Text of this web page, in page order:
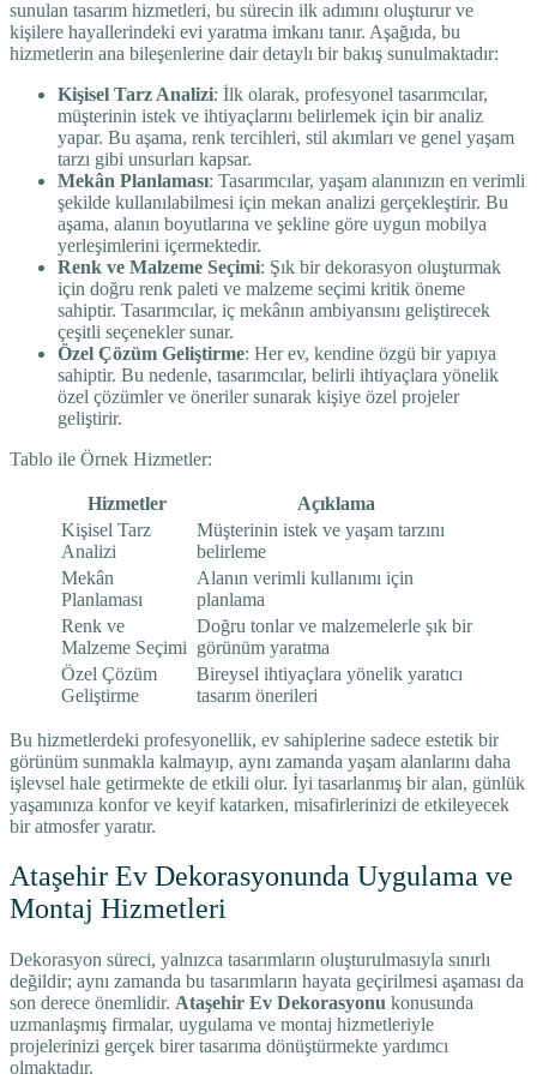
sunulan tasarım hizmetleri, bu sürecin ilk adımını oluşturur ve
kişilere hayallerindeki evi yaratma imkanı tanır. Aşağıda, bu
hizmetlerin ana bileşenlerine dair detaylı bir bakış sunulmaktadır:
Kişisel Tarz Analizi: İlk olarak, profesyonel tasarımcılar,
müşterinin istek ve ihtiyaçlarını belirlemek için bir analiz
yapar. Bu aşama, renk tercihleri, stil akımları ve genel yaşam
tarzı gibi unsurları kapsar.
Mekân Planlaması: Tasarımcılar, yaşam alanınızın en verimli
şekilde kullanılabilmesi için mekan analizi gerçekleştirir. Bu
aşama, alanın boyutlarına ve şekline göre uygun mobilya
yerleşimlerini içermektedir.
Renk ve Malzeme Seçimi: Şık bir dekorasyon oluşturmak
için doğru renk paleti ve malzeme seçimi kritik öneme
sahiptir. Tasarımcılar, iç mekânın ambiyansını geliştirecek
çeşitli seçenekler sunar.
Özel Çözüm Geliştirme: Her ev, kendine özgü bir yapıya
sahiptir. Bu nedenle, tasarımcılar, belirli ihtiyaçlara yönelik
özel çözümler ve öneriler sunarak kişiye özel projeler
geliştirir.
Tablo ile Örnek Hizmetler:
Hizmetler
Açıklama
Kişisel Tarz
Analizi
Müşterinin istek ve yaşam tarzını
belirleme
Mekân
Planlaması
Alanın verimli kullanımı için
planlama
Renk ve
Malzeme Seçimi
Doğru tonlar ve malzemelerle şık bir
görünüm yaratma
Özel Çözüm
Geliştirme
Bireysel ihtiyaçlara yönelik yaratıcı
tasarım önerileri
Bu hizmetlerdeki profesyonellik, ev sahiplerine sadece estetik bir
görünüm sunmakla kalmayıp, aynı zamanda yaşam alanlarını daha
işlevsel hale getirmekte de etkili olur. İyi tasarlanmış bir alan, günlük
yaşamınıza konfor ve keyif katarken, misafirlerinizi de etkileyecek
bir atmosfer yaratır.
Ataşehir Ev Dekorasyonunda Uygulama ve
Montaj Hizmetleri
Dekorasyon süreci, yalnızca tasarımların oluşturulmasıyla sınırlı
değildir; aynı zamanda bu tasarımların hayata geçirilmesi aşaması da
son derece önemlidir. Ataşehir Ev Dekorasyonu konusunda
uzmanlaşmış firmalar, uygulama ve montaj hizmetleriyle
projelerinizi gerçek birer tasarıma dönüştürmekte yardımcı
olmaktadır.